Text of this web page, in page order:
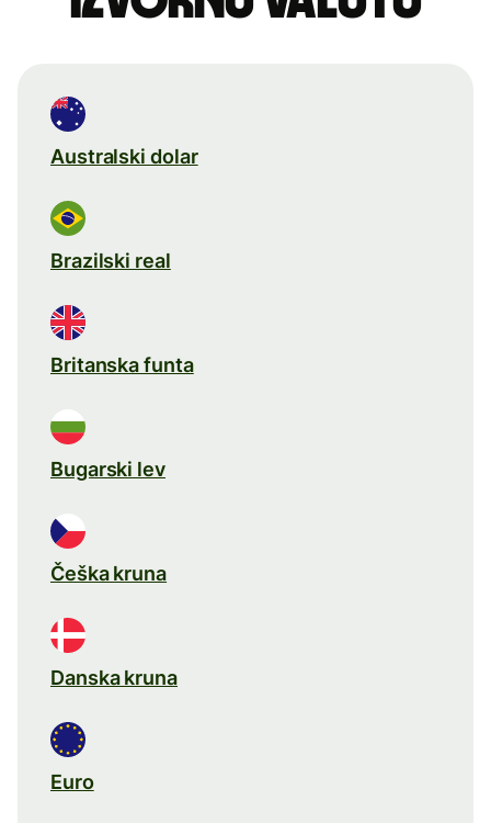
Australski dolar
Brazilski real
Britanska funta
Bugarski lev
Češka kruna
Danska kruna
Euro